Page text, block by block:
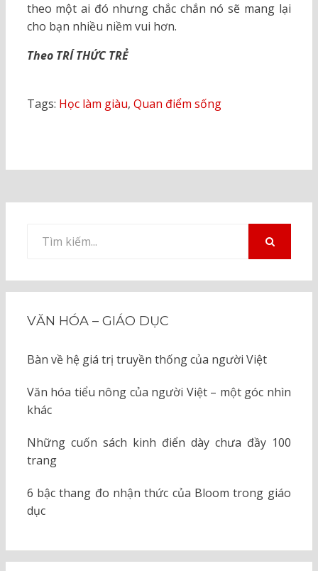
theo một ai đó nhưng chắc chắn nó sẽ mang lại
cho bạn nhiều niềm vui hơn.
Theo TRÍ THỨC TRẺ
Tags: Học làm giàu, Quan điểm sống
kiếm
VĂN HÓA – GIÁO DỤC
Bàn về hệ giá trị truyền thống của người Việt
Văn hóa tiểu nông của người Việt – một góc nhìn
khác
Những cuốn sách kinh điển dày chưa đầy 100
trang
6 bậc thang đo nhận thức của Bloom trong giáo
dục